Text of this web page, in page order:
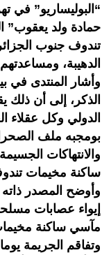
“البوليساريو” في
حمادة ولد يعقوب”
الدهيبة،
وأشار المنتدى في
الذكر، إلى أن ذلك
الدولي وكل
بومجبه ملف
والانتهاكات
ساكنة مخيمات
وأوضح المصدر
إيواء عصابات
مآسي ساكنة
وتفاقم الجريمة